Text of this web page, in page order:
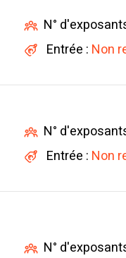
N°
Entrée : Non
N°
Entrée : Non
N°